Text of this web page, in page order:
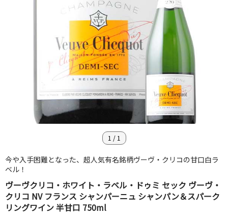
1 / 1
今や入手困難となった、超人気有名銘柄ヴーヴ・クリコの甘口白ラ
ベル！
ヴーヴクリコ・ホワイト・ラベル・ドゥミ セック ヴーヴ・
クリコ NV フランス シャンパーニュ シャンパン＆スパーク
リングワイン 半甘口 750ml